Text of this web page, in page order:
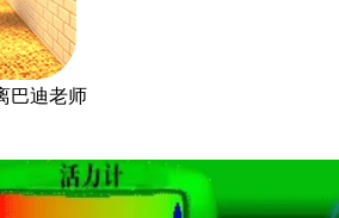
巴迪老师